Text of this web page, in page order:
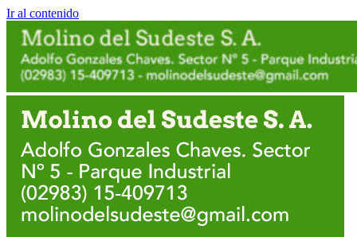
Ir al contenido